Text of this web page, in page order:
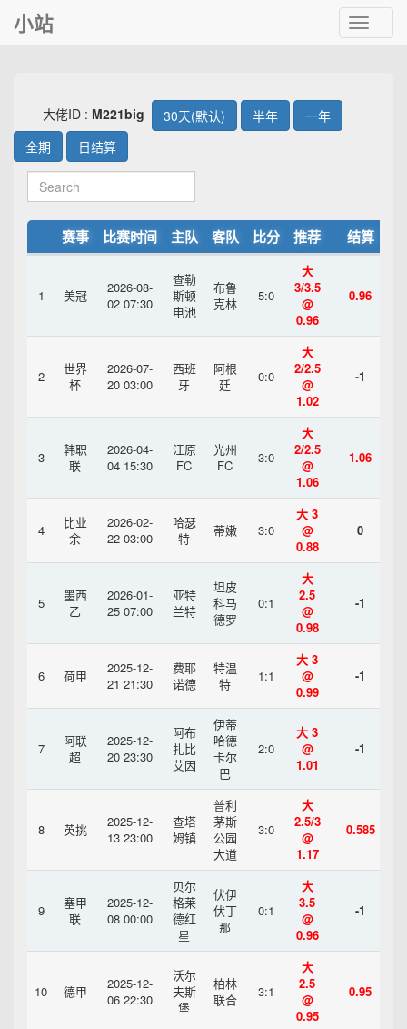
Toggle
小站
大佬ID : M221big 30天(默认) 半年
一年
全期
日结算
赛事 比赛时间 主队 客队 比分 推荐 结算
1 美冠
2026-08-
02 07:30
查勒
斯顿
电池
布鲁
克林
5:0
大
3/3.5
@
0.96
0.96
2
世界
杯
2026-07-
20 03:00
西班
牙
阿根
廷
0:0
大
2/2.5
@
1.02
-1
3
韩职
联
2026-04-
04 15:30
江原
FC
光州
FC
3:0
大
2/2.5
@
1.06
1.06
4
比业
余
2026-02-
22 03:00
哈瑟
特
蒂嫩 3:0
大 3
@
0.88
0
5
墨西
乙
2026-01-
25 07:00
亚特
兰特
坦皮
科马
德罗
0:1
大
2.5
@
0.98
-1
6 荷甲
2025-12-
21 21:30
费耶
诺德
特温
特
1:1
大 3
@
0.99
-1
7
阿联
超
2025-12-
20 23:30
阿布
扎比
艾因
伊蒂
哈德
卡尔
巴
2:0
大 3
@
1.01
-1
8 英挑
2025-12-
13 23:00
查塔
姆镇
普利
茅斯
公园
大道
3:0
大
2.5/3
@
1.17
0.585
9
塞甲
联
2025-12-
08 00:00
贝尔
格莱
德红
星
伏伊
伏丁
那
0:1
大
3.5
@
0.96
-1
10 德甲
2025-12-
06 22:30
沃尔
夫斯
堡
柏林
联合
3:1
大
2.5
@
0.95
0.95